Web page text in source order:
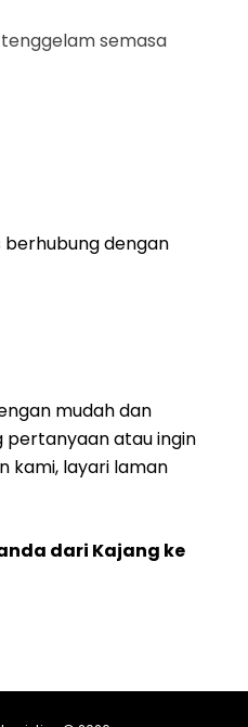
semasa
dengan
mudah dan
pertanyaan atau ingin
kami, layari laman
dari Kajang ke